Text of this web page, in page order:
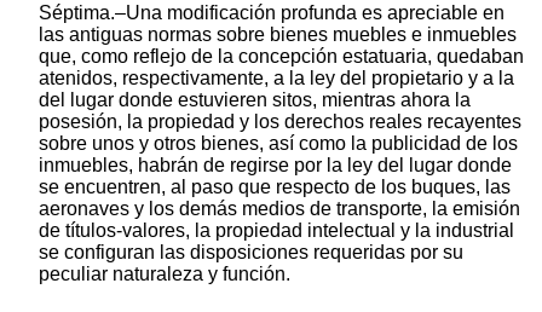
Séptima.–Una modificación profunda es apreciable en
las antiguas normas sobre bienes muebles e inmuebles
que, como reflejo de la concepción estatuaria, quedaban
atenidos, respectivamente, a la ley del propietario y a la
del lugar donde estuvieren sitos, mientras ahora la
posesión, la propiedad y los derechos reales recayentes
sobre unos y otros bienes, así como la publicidad de los
inmuebles, habrán de regirse por la ley del lugar donde
se encuentren, al paso que respecto de los buques, las
aeronaves y los demás medios de transporte, la emisión
de títulos-valores, la propiedad intelectual y la industrial
se configuran las disposiciones requeridas por su
peculiar naturaleza y función.